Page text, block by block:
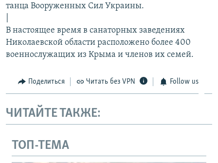
танца Вооруженных Сил Украины.
В настоящее время в санаторных заведениях
Николаевской области расположено более 400
военнослужащих из Крыма и членов их семей.
Поделиться Читать без VPN Follow us
ЧИТАЙТЕ ТАКЖЕ:
ТОП-ТЕМА